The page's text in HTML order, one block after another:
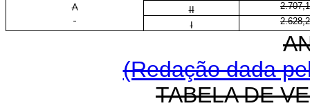
A
II
I
(Redação dada
TABELA DE